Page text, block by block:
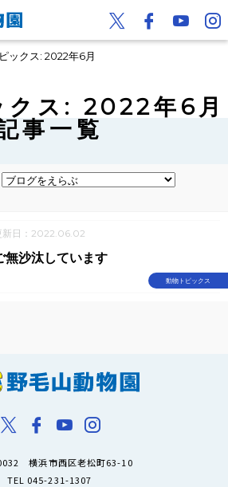
ックス: 2022年6月
クス: 2022年6月
事一覧
新日：2022.06.02
動物トピックス
無沙汰しています
横浜市西区老松町63-10
TEL 045-231-1307